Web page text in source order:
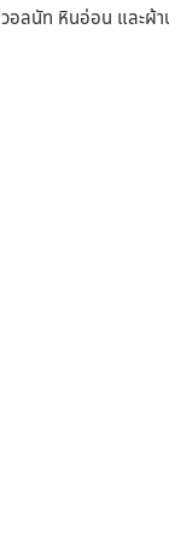
ลนัท หินอ่อน และผ้า